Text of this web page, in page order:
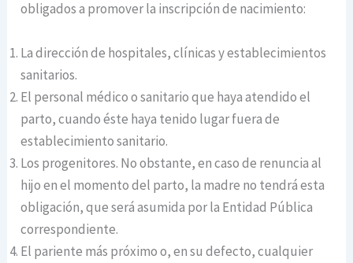
obligados a promover la inscripción de nacimiento:
La dirección de hospitales, clínicas y establecimientos
sanitarios.
El personal médico o sanitario que haya atendido el
parto, cuando éste haya tenido lugar fuera de
establecimiento sanitario.
Los progenitores. No obstante, en caso de renuncia al
hijo en el momento del parto, la madre no tendrá esta
obligación, que será asumida por la Entidad Pública
correspondiente.
El pariente más próximo o, en su defecto, cualquier